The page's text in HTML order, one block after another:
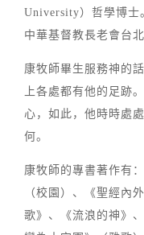
University）哲學博士
中華基督教長老會台
康牧師畢生服務神的
上各處都有他的足跡
心，如此，他時時處
何。
康牧師的專書著作有
（校園）、《聖經內
歌》、《流浪的神》